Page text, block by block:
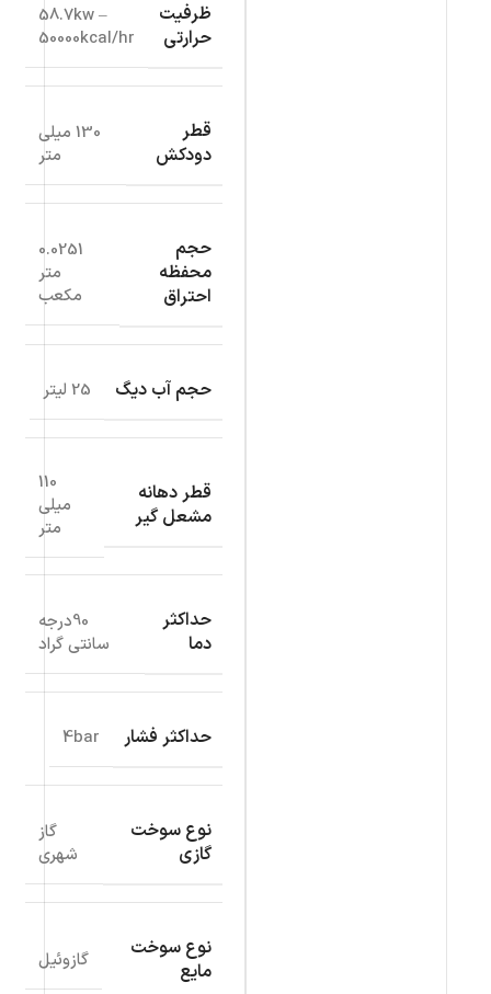
ظرفیت
حرارتی
58.7kw –
50000kcal/hr
قطر
دودکش
130 میلی
متر
حجم
محفظه
احتراق
0.0251
متر
مکعب
حجم آب دیگ 25 لیتر
قطر دهانه
مشعل گیر
110
میلی
متر
حداکثر
دما
90درجه
سانتی گراد
حداکثر فشار 4bar
نوع سوخت
گازی
گاز
شهری
نوع سوخت
مایع
گازوئیل